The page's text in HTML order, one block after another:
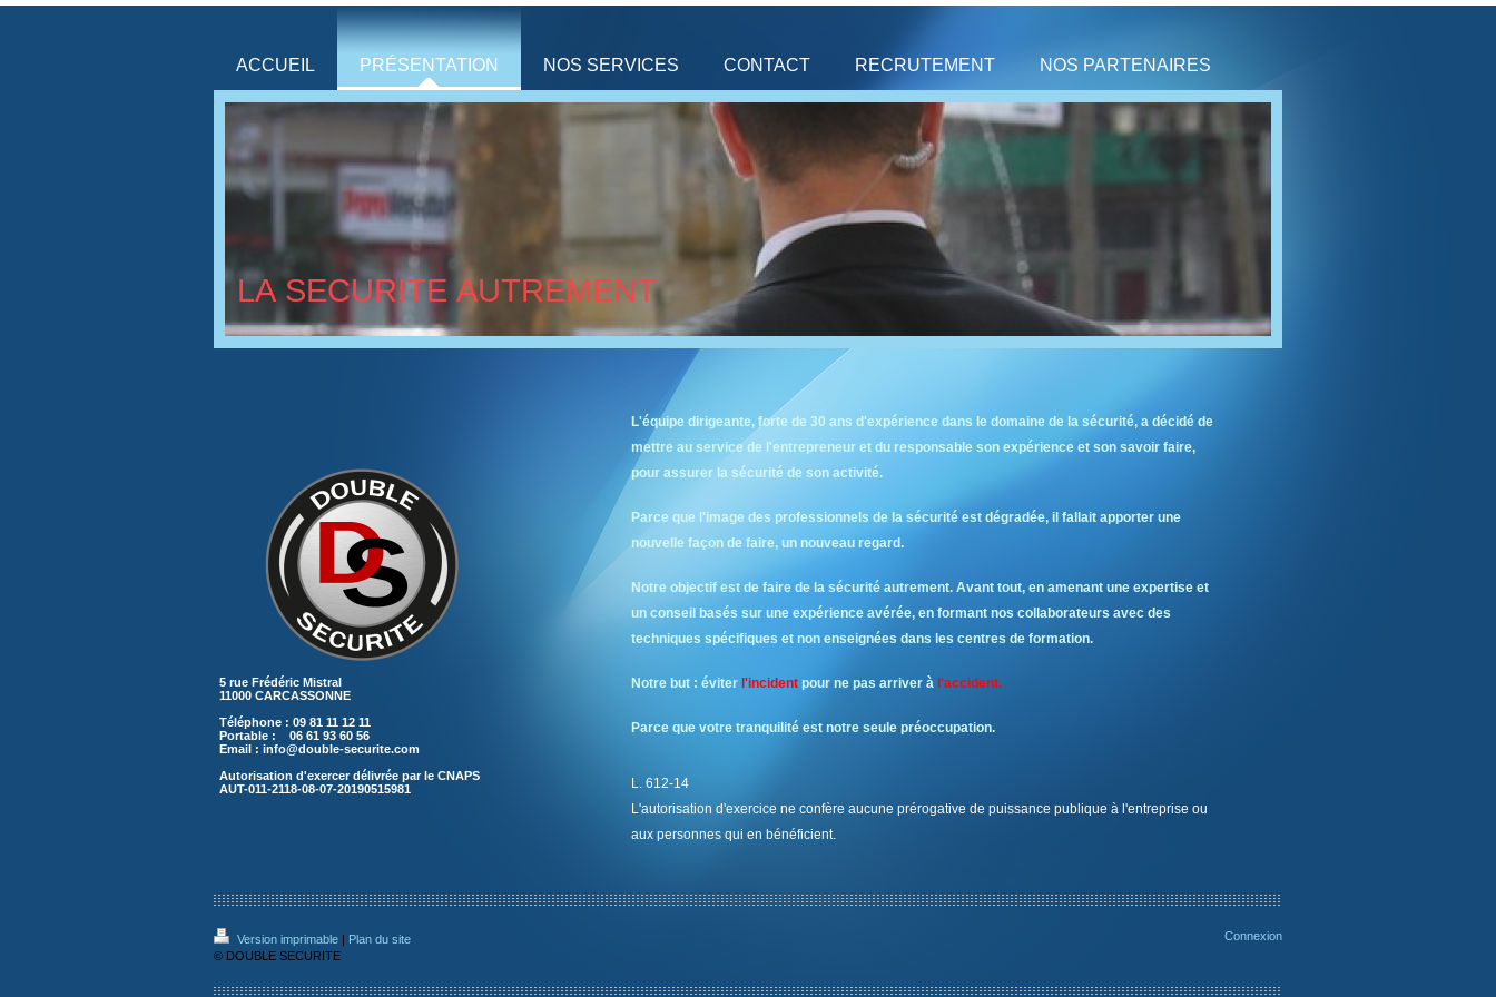
ACCUEIL PRÉSENTATION NOS SERVICES CONTACT RECRUTEMENT NOS PARTENAIRES
LA SECURITE AUTREMENT
L'équipe dirigeante, forte de 30 ans d'expérience dans le domaine de la sécurité, a décidé de
mettre au service de l'entrepreneur et du responsable son expérience et son savoir faire,
pour assurer la sécurité de son activité.
Parce que l'image des professionnels de la sécurité est dégradée, il fallait apporter une
nouvelle façon de faire, un nouveau regard.
Notre objectif est de faire de la sécurité autrement. Avant tout, en amenant une expertise et
un conseil basés sur une expérience avérée, en formant nos collaborateurs avec des
techniques spécifiques et non enseignées dans les centres de formation.
Notre but : éviter l'incident pour ne pas arriver à l'accident.
Parce que votre tranquilité est notre seule préoccupation.
L. 612-14
L'autorisation d'exercice ne confère aucune prérogative de puissance publique à l'entreprise ou
aux personnes qui en bénéficient.
5 rue Frédéric Mistral
11000 CARCASSONNE
Téléphone : 09 81 11 12 11
Portable : 06 61 93 60 56
Email : info@double-securite.com
Autorisation d'exercer délivrée par le CNAPS
AUT-011-2118-08-07-20190515981
Version imprimable | Plan du site
© DOUBLE SECURITE
Connexion